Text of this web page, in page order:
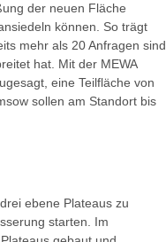
der neuen Fläche
können. So trägt
mehr als 20 Anfragen sind
hat. Mit der MEWA
eine Teilfläche von
sollen am Standort bis
ebene Plateaus zu
starten. Im